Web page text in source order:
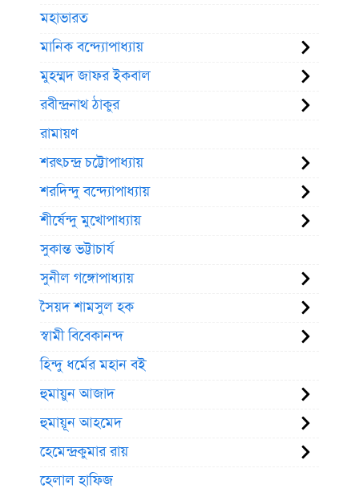
মহাভারত
মানিক বন্দ্যোপাধ্যায়
মুহম্মদ জাফর ইকবাল
রবীন্দ্রনাথ ঠাকুর
রামায়ণ
শরৎচন্দ্র চট্টোপাধ্যায়
শরদিন্দু বন্দ্যোপাধ্যায়
শীর্ষেন্দু মুখোপাধ্যায়
সুকান্ত ভট্টাচার্য
সুনীল গঙ্গোপাধ্যায়
সৈয়দ শামসুল হক
স্বামী বিবেকানন্দ
হিন্দু ধর্মের মহান বই
হুমায়ুন আজাদ
হুমায়ূন আহমেদ
হেমেন্দ্রকুমার রায়
হেলাল হাফিজ